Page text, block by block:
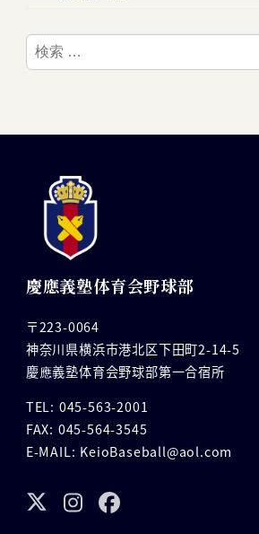
検
索
慶應義塾体育会野球部
〒223-0064
神奈川県横浜市港北区下田町2-14-5
慶應義塾体育会野球部第一合宿所
TEL: 045-563-2001
FAX: 045-564-3545
E-MAIL: KeioBaseball@aol.com